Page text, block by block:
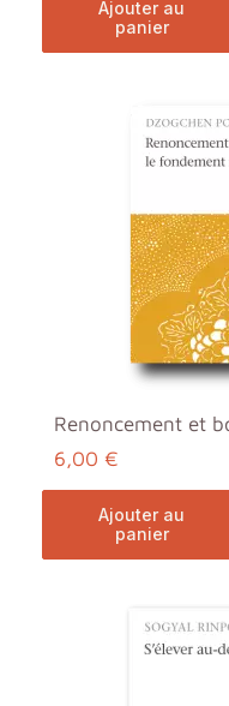
ajouter au
panier
6,00 €
ajouter au
panier